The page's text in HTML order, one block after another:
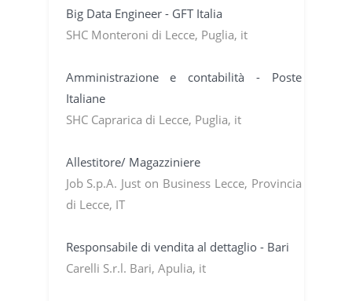
Big Data Engineer - GFT Italia
SHC Monteroni di Lecce, Puglia, it
Amministrazione e contabilità - Poste
Italiane
SHC Caprarica di Lecce, Puglia, it
Allestitore/ Magazziniere
Job S.p.A. Just on Business Lecce, Provincia
di Lecce, IT
Responsabile di vendita al dettaglio - Bari
Carelli S.r.l. Bari, Apulia, it